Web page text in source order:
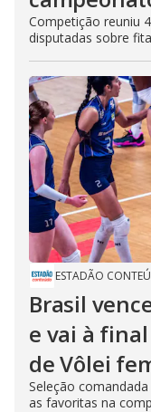
Competição reuniu
disputadas sobre
ESTADÃO
Brasil
e vai à
de Vôlei
Seleção
as favoritas na